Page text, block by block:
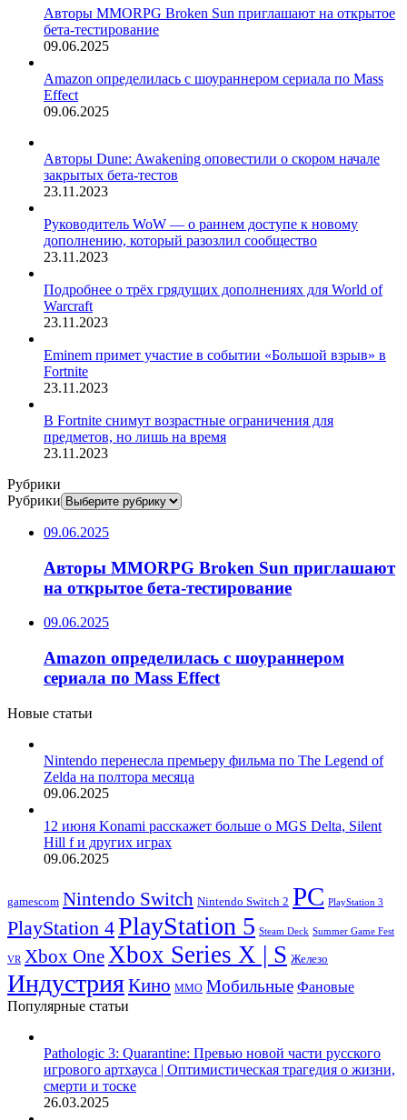
Авторы MMORPG Broken Sun приглашают на открытое
бета-тестирование
09.06.2025
Amazon определилась с шоураннером сериала по Mass
Effect
09.06.2025
Авторы Dune: Awakening оповестили о скором начале
закрытых бета-тестов
23.11.2023
Руководитель WoW — о раннем доступе к новому
дополнению, который разозлил сообщество
23.11.2023
Подробнее о трёх грядущих дополнениях для World of
Warcraft
23.11.2023
Eminem примет участие в событии «Большой взрыв» в
Fortnite
23.11.2023
В Fortnite снимут возрастные ограничения для
предметов, но лишь на время
23.11.2023
Рубрики
Рубрики
09.06.2025
Авторы MMORPG Broken Sun приглашают
на открытое бета-тестирование
09.06.2025
Amazon определилась с шоураннером
сериала по Mass Effect
Новые статьи
Nintendo перенесла премьеру фильма по The Legend of
Zelda на полтора месяца
09.06.2025
12 июня Konami расскажет больше о MGS Delta, Silent
Hill f и других играх
09.06.2025
gamescom Nintendo Switch Nintendo Switch 2 PC PlayStation 3
PlayStation 4PlayStation 5 Steam Deck Summer Game Fest
VR Xbox One Xbox Series X | S Железо
ИндустрияКино ММО Мобильные Фановые
Популярные статьи
Pathologic 3: Quarantine: Превью новой части русского
игрового артхауса | Оптимистическая трагедия о жизни,
смерти и тоске
26.03.2025